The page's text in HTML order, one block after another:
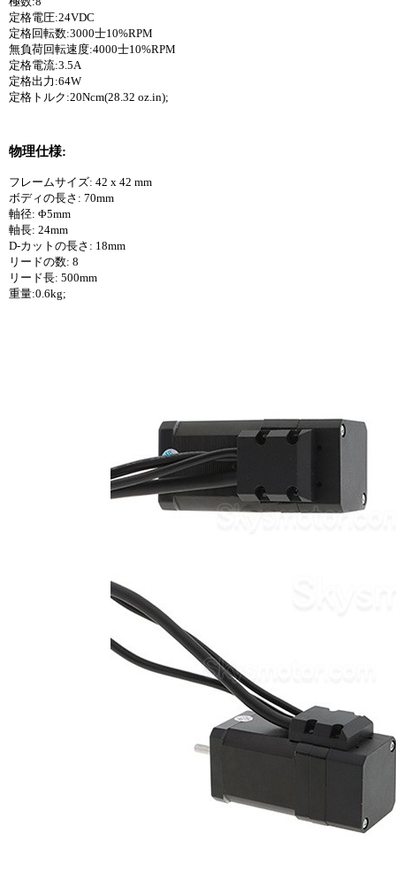
定格電圧:24VDC
定格回転数:3000士10%RPM
無負荷回転速度:4000士10%RPM
定格電流:3.5A
定格出力:64W
定格トルク:20Ncm(28.32 oz.in);
物理仕様:
フレームサイズ: 42 x 42 mm
ボディの長さ: 70mm
軸径: Φ5mm
軸長: 24mm
D-カットの長さ: 18mm
リードの数: 8
リード長: 500mm
重量:0.6kg;